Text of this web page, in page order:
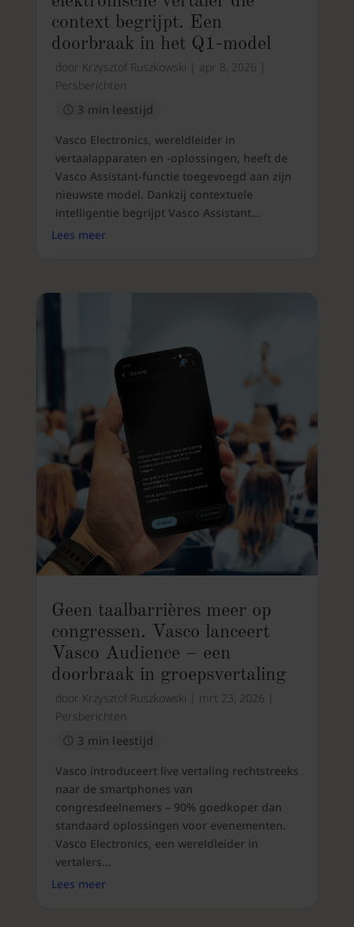
context begrijpt. Een
doorbraak in het Q1-model
door Krzysztof Ruszkowski apr 8, 2026
Persberichten
3 min leestijd
Vasco Electronics, wereldleider in
vertaalapparaten en -oplossingen, heeft de
Vasco Assistant-functie toegevoegd aan zijn
nieuwste model. Dankzij contextuele
intelligentie begrijpt Vasco Assistant...
Lees meer
Geen taalbarrières meer op
congressen. Vasco lanceert
Vasco Audience – een
doorbraak in groepsvertaling
door Krzysztof Ruszkowski mrt 23, 2026
Persberichten
3 min leestijd
Vasco introduceert live vertaling rechtstreeks
naar de smartphones van
congresdeelnemers – 90% goedkoper dan
standaard oplossingen voor evenementen.
Vasco Electronics, een wereldleider in
vertalers...
Lees meer